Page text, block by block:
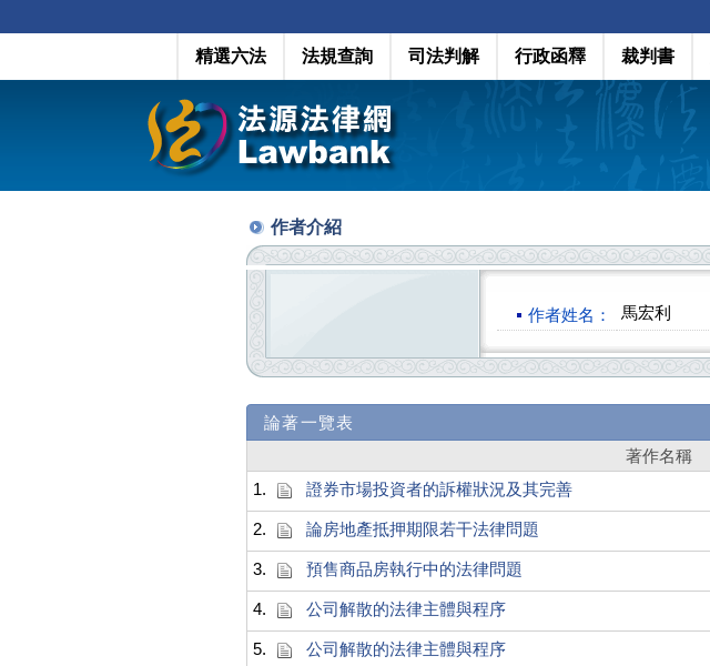
精選六法 法規查詢 司法判解 行政函釋 裁判書
作者介紹
作者姓名： 馬宏利
論著一覽表
著作名稱
1.
證券市場投資者的訴權狀況及其完善
2. 論房地產抵押期限若干法律問題
3. 預售商品房執行中的法律問題
4. 公司解散的法律主體與程序
5. 公司解散的法律主體與程序